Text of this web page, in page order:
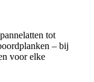
tot
– bij
voor elke